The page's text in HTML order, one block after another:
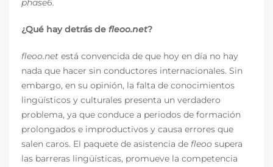
phase6.
¿Qué hay detrás de fleoo.net?
fleoo.net está convencida de que hoy en día no hay
nada que hacer sin conductores internacionales. Sin
embargo, en su opinión, la falta de conocimientos
lingüísticos y culturales presenta un verdadero
problema, ya que conduce a periodos de formación
prolongados e improductivos y causa errores que
salen caros. El paquete de asistencia de fleoo supera
las barreras lingüísticas, promueve la competencia